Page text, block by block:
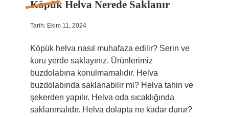
Köpük Helva Nerede Saklanır
Tarih: Ekim 11, 2024
Köpük helva nasıl muhafaza edilir? Serin ve
kuru yerde saklayınız. Ürünlerimiz
buzdolabına konulmamalıdır. Helva
buzdolabında saklanabilir mi? Helva tahin ve
şekerden yapılır. Helva oda sıcaklığında
saklanmalıdır. Helva dolapta ne kadar durur?